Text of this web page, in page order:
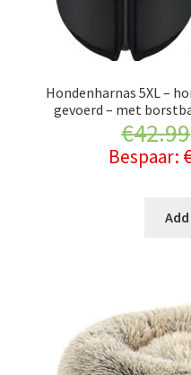
Hondenharnas 5XL –
gevoerd – met
€42.99
Bespaar: €